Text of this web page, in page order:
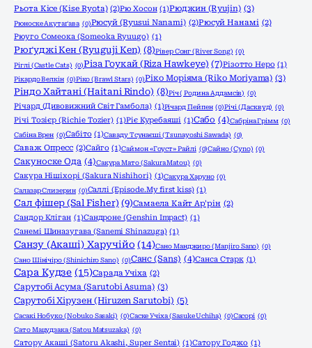
Рьота Кісе (Kise Ryota) (2)Рю Хосон (1)Рюджин (Ryujin) (3)
Рюноске Акутаґава (0)Рюсуй (Ryusui Nanami) (2)Рюсуй Нанамі (2)
Рюуго Сомеока (Someoka Ryuugo) (1)
Рюґуджі Кен (Ryuguji Ken) (8)Рівер Сонг (River Song) (0)
Ріглі (Castle Cats) (0)Різа Гоукай (Riza Hawkeye) (7)Різотто Неро (1)
Рікардо Велкін (0)Ріко (Brawl Stars) (0)Ріко Моріяма (Riko Moriyama) (3)
Ріндо Хайтані (Haitani Rindo) (8)Річ ( Родина Аддамсів) (0)
Річард (Дивовижний Світ Гамбола) (1)Річард Пейпен (0)Річі (Дасквуд) (0)
Річі Тозієр (Richie Tozier) (1)Ріє Куребаяші (1)Сабо (4)Сабріна Грімм (0)
Сабіна Врен (0)Сабіто (1)Саваду Тсунаєші (Tsunayoshi Sawada) (0)
Саваж Опресс (2)Сайго (1)Саймон «Гоуст» Райлі (0)Сайно (Cyno) (0)
Сакуноске Ода (4)Сакура Мато (Sakura Matou) (0)
Сакура Нішіхорі (Sakura Nishihori) (1)Сакура Харуно (0)
Салазар Слизерин (0)Саллі (Episode.My first kiss) (1)
Сал фішер (Sal Fisher) (9)Самаела Кайт Ар'рін (2)
Сандор Кліган (1)Сандроне (Genshin Impact) (1)
Санемі Шиназугава (Sanemi Shinazuga) (1)
Санзу (Акаші) Харучійо (14)Сано Манджиро (Manjiro Sano) (0)
Сано Шінічіро (Shinichiro Sano) (0)Санс (Sans) (4)Санса Старк (1)
Сара Кудзе (15)Сарада Учіха (2)
Сарутобі Асума (Sarutobi Asuma) (3)
Сарутобі Хірузен (Hiruzen Sarutobi) (5)
Сасакі Нобуко (Nobuko Sasaki) (0)Саске Учіха (Sasuke Uchiha) (0)Сасорі (0)
Сато Мацудзака (Satou Matsuzaka) (0)
Сатору Акаші (Satoru Akashi, Super Sentai) (1)Сатору Годжо (1)